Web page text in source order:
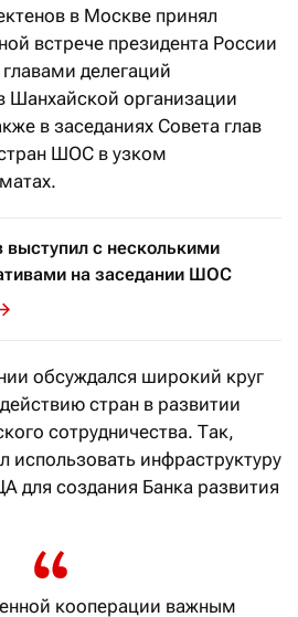
в Москве принял
встрече президента России
делегаций
Шанхайской организации
в заседаниях Совета глав
ШОС в узком
выступил с несколькими
на заседании ШОС
обсуждался широкий круг
стран в развитии
сотрудничества. Так,
использовать инфраструктуру
создания Банка развития
кооперации важным